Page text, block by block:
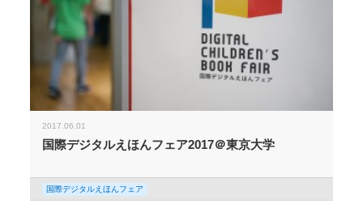
2017.06.01
国際デジタルえほんフェア2017＠東京大学
国際デジタルえほんフェア